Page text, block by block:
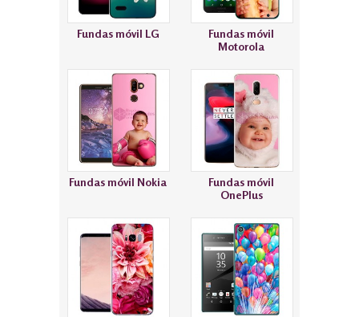
Fundas móvil LG
Fundas móvil
Motorola
Fundas móvil Nokia
Fundas móvil
OnePlus